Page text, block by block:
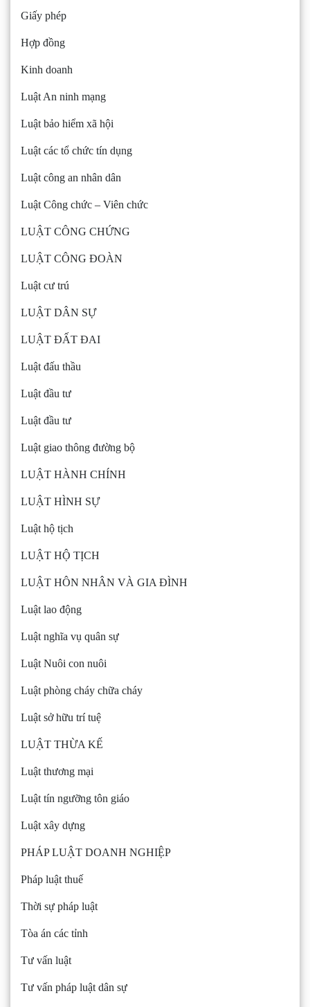
Giấy phép
Hợp đồng
Kinh doanh
Luật An ninh mạng
Luật bảo hiểm xã hội
Luật các tổ chức tín dụng
Luật công an nhân dân
Luật Công chức – Viên chức
LUẬT CÔNG CHỨNG
LUẬT CÔNG ĐOÀN
Luật cư trú
LUẬT DÂN SỰ
LUẬT ĐẤT ĐAI
Luật đấu thầu
Luật đầu tư
Luật đầu tư
Luật giao thông đường bộ
LUẬT HÀNH CHÍNH
LUẬT HÌNH SỰ
Luật hộ tịch
LUẬT HỘ TỊCH
LUẬT HÔN NHÂN VÀ GIA ĐÌNH
Luật lao động
Luật nghĩa vụ quân sự
Luật Nuôi con nuôi
Luật phòng cháy chữa cháy
Luật sở hữu trí tuệ
LUẬT THỪA KẾ
Luật thương mại
Luật tín ngưỡng tôn giáo
Luật xây dựng
PHÁP LUẬT DOANH NGHIỆP
Pháp luật thuế
Thời sự pháp luật
Tòa án các tỉnh
Tư vấn luật
Tư vấn pháp luật dân sự